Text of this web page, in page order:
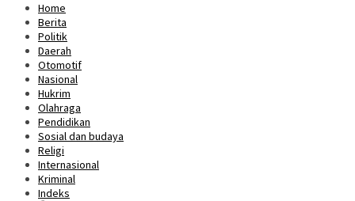
Home
Berita
Politik
Daerah
Otomotif
Nasional
Hukrim
Olahraga
Pendidikan
Sosial dan budaya
Religi
Internasional
Kriminal
Indeks